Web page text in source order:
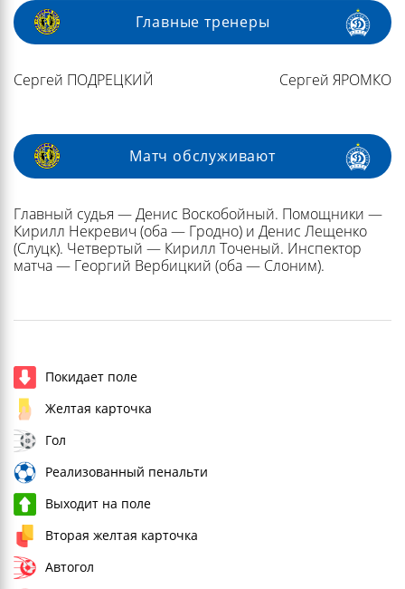
Главные тренеры
Сергей ПОДРЕЦКИЙ Сергей ЯРОМКО
Матч обслуживают
Главный судья — Денис Воскобойный. Помощники —
Кирилл Некревич (оба — Гродно) и Денис Лещенко
(Слуцк). Четвертый — Кирилл Точеный. Инспектор
матча — Георгий Вербицкий (оба — Слоним).
Покидает поле
Желтая карточка
Гол
Реализованный пенальти
Выходит на поле
Вторая желтая карточка
Автогол